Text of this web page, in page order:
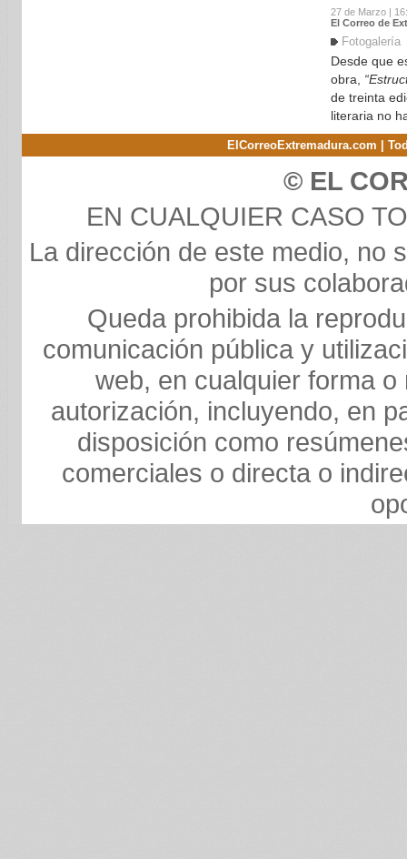
27 de Marzo |
El Correo de
Fotogalería
Desde que
obra,
de treinta
literaria no
ElCorreoExtremadura.com |
© EL
EN CUALQUIER CASO
La dirección de este medio, no
por sus
Queda prohibida la
comunicación pública y
web, en cualquier forma
autorización, incluyendo, en
disposición como
comerciales o directa o